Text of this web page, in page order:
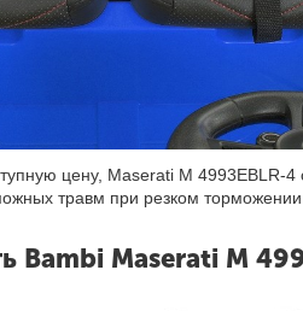
цену, Maserati M
травм при резком
Bambi Maserati M